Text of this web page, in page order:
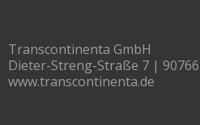
Transcontinenta GmbH
Dieter-Streng-Straße 7 |
www.transcontinenta.de